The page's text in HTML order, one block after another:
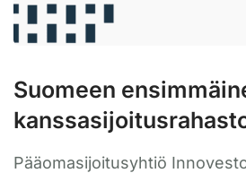
Suomeen
Pääomasijoitusyhtiö